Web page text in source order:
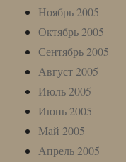
Ноябрь 2005
Октябрь 2005
Сентябрь 2005
Август 2005
Июль 2005
Июнь 2005
Май 2005
Апрель 2005